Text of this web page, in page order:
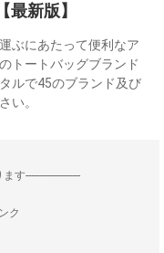
新版】
ぶにあたって便利なア
トートバッグブランド
ルで45のブランド及び
い。
す--------------------
ク